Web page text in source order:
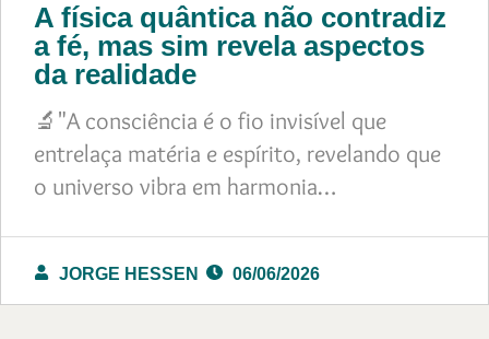
A física quântica não contradiz
a fé, mas sim revela aspectos
da realidade
🔬"A consciência é o fio invisível que
entrelaça matéria e espírito, revelando que
o universo vibra em harmonia…
JORGE HESSEN 06/06/2026